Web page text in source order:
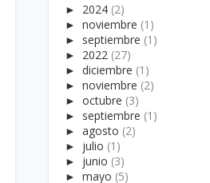
► 2024 (2)
►noviembre (1)
► septiembre (1)
► 2022 (27)
►diciembre (1)
►noviembre (2)
►octubre (3)
► septiembre (1)
►agosto (2)
► julio (1)
► junio (3)
►mayo (5)